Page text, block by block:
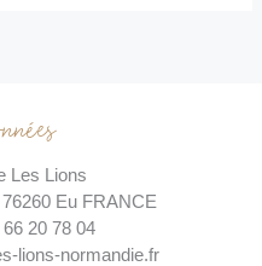
Les Lions
Eu FRANCE
20 78 04
lions-normandie.fr